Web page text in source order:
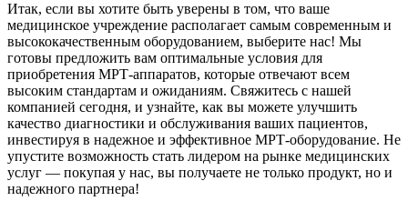
Итак, если вы хотите быть уверены в том, что ваше
медицинское учреждение располагает самым современным и
высококачественным оборудованием, выберите нас! Мы
готовы предложить вам оптимальные условия для
приобретения МРТ-аппаратов, которые отвечают всем
высоким стандартам и ожиданиям. Свяжитесь с нашей
компанией сегодня, и узнайте, как вы можете улучшить
качество диагностики и обслуживания ваших пациентов,
инвестируя в надежное и эффективное МРТ-оборудование. Не
упустите возможность стать лидером на рынке медицинских
услуг — покупая у нас, вы получаете не только продукт, но и
надежного партнера!